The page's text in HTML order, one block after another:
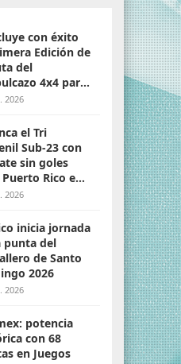
con éxito
Edición de
del
4x4 para
2026
el Tri
Sub-23 con
sin goles
Rico en
Domingo 2026
2026
inicia jornada
punta del
de Santo
2026
2026
potencia
con 68
en Juegos